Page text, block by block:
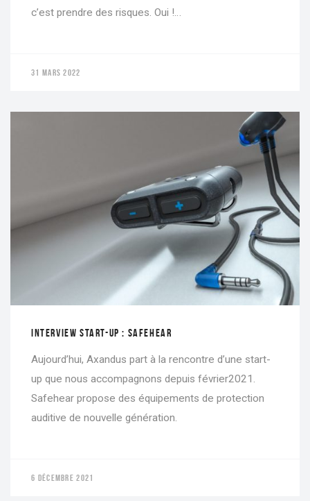
c’est prendre des risques. Oui !…
31 MARS 2022
INTERVIEW START-UP : SAFEHEAR
Aujourd’hui, Axandus part à la rencontre d’une start-
up que nous accompagnons depuis février2021.
Safehear propose des équipements de protection
auditive de nouvelle génération.
6 DÉCEMBRE 2021